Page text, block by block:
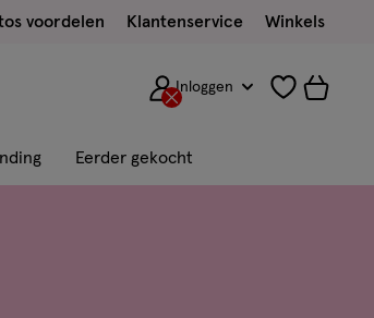
voordelen Klantenservice Winkels
Inloggen
Eerder gekocht